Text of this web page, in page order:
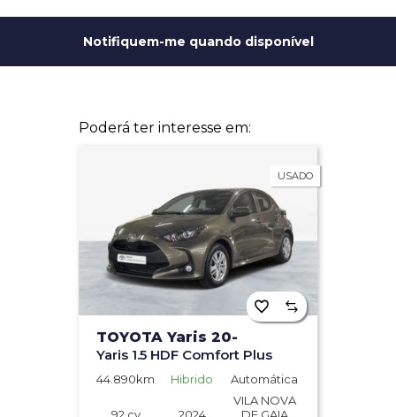
antigo
Potência: Mais
Mais recentes
Notifiquem-me quando disponível
Poderá ter interesse em:
USADO
TOYOTA Yaris 20-
Yaris 1.5 HDF Comfort Plus
44.890km Hibrido
Automática
VILA NOVA